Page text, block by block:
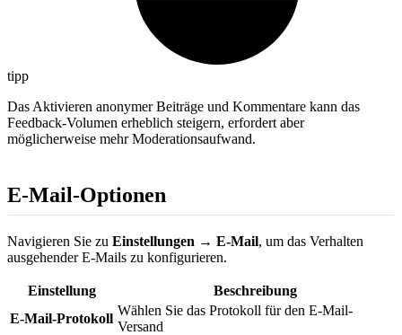
tipp
Das Aktivieren anonymer Beiträge und Kommentare kann das
Feedback-Volumen erheblich steigern, erfordert aber
möglicherweise mehr Moderationsaufwand.
E-Mail-Optionen
Navigieren Sie zu Einstellungen → E-Mail, um das Verhalten
ausgehender E-Mails zu konfigurieren.
Einstellung
Beschreibung
E-Mail-Protokoll
Wählen Sie das Protokoll für den E-Mail-
Versand